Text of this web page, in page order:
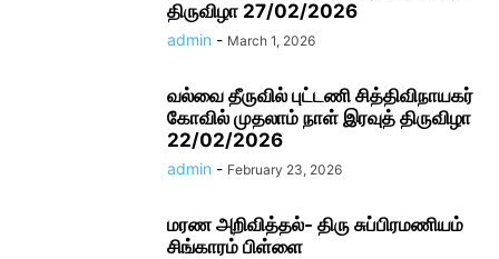
திருவிழா 27/02/2026
admin - March 1, 2026
வல்வை தீருவில் புட்டணி சித்திவிநாயகர்
கோவில் முதலாம் நாள் இரவுத் திருவிழா
22/02/2026
admin - February 23, 2026
மரண அறிவித்தல்- திரு சுப்பிரமணியம்
சிங்காரம் பிள்ளை